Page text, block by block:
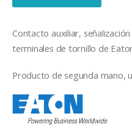
Contacto auxiliar,
terminales de tornillo de
Producto de segunda mano,